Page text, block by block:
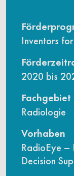
Inventors
2020 bis
Fachgebiet
Radiologie
Vorhaben
RadioEye –
Decision